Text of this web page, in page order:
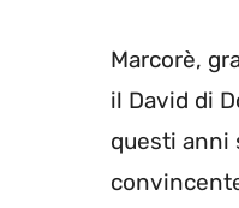
Marcorè,
il David di
questi anni